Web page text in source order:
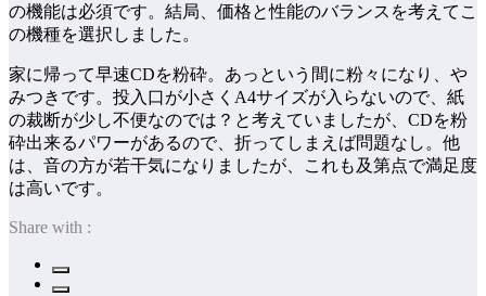
の機能は必須です。結局、価格と性能のバランスを考えてこ
の機種を選択しました。
家に帰って早速CDを粉砕。あっという間に粉々になり、や
みつきです。投入口が小さくA4サイズが入らないので、紙
の裁断が少し不便なのでは？と考えていましたが、CDを粉
砕出来るパワーがあるので、折ってしまえば問題なし。他
は、音の方が若干気になりましたが、これも及第点で満足度
は高いです。
Share with :